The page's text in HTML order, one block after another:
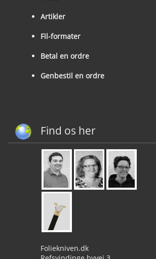
Artikler
Fil-formater
Betal en ordre
Genbestil en ordre
Find os her
Foliekniven.dk